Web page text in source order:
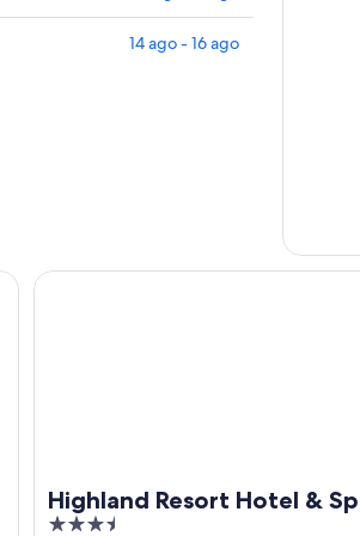
14 ago - 16 ago
Highland Resort Hotel &
3.5
Highland Resort Hotel & Spa